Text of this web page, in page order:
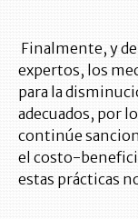
Finalmente, y
expertos, los
para la
adecuados, por
continúe
el costo-
estas prácticas